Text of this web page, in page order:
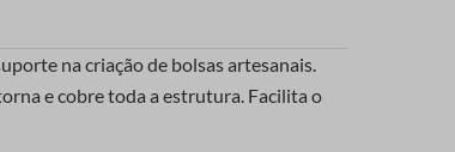
na criação de bolsas artesanais.
e cobre toda a estrutura. Facilita o